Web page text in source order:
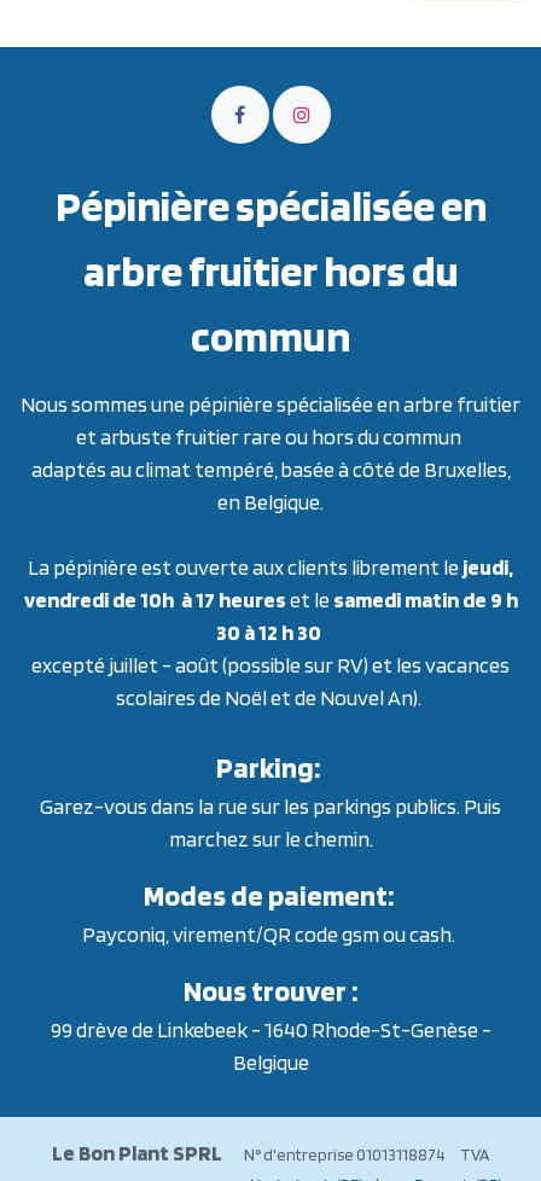
Pépinière spécialisée en
arbre fruitier hors du
commun
Nous sommes une pépinière spécialisée en arbre fruitier
et arbuste fruitier rare ou hors du commun
adaptés au climat tempéré, basée à côté de Bruxelles,
en Belgique.
La pépinière est ouverte aux clients librement lejeudi,
vendredi de 10h à 17 heureset lesamedi matin de 9 h
30 à 12 h 30
excepté juillet - août (possible sur RV) et les vacances
scolaires de Noël et de Nouvel An).
Parking:
Garez-vous dans la rue sur les parkings publics. Puis
marchez sur le chemin.
Modes de paiement:
Payconiq, virement/QR code gsm ou cash.
Nous trouver :
99 drève de Linkebeek - 1640 Rhode-St-Genèse -
Belgique
Le Bon Plant SPRL
N° d'entreprise 01013118874 TVA